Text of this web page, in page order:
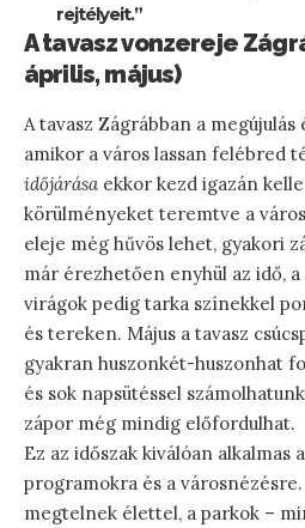
rejtélyeit.”
A tavasz vonzereje
április, május)
A tavasz Zágrábban a megújulás
amikor a város lassan felébred
időjárása ekkor kezd igazán
körülményeket teremtve a
eleje még hűvös lehet, gyakori
már érezhetően enyhül az idő,
virágok pedig tarka színekkel
és tereken. Május a tavasz
gyakran huszonkét-huszonhat
és sok napsütéssel
zápor még mindig előfordulhat.
Ez az időszak kiválóan alkalmas
programokra és a
megtelnek élettel, a parkok –